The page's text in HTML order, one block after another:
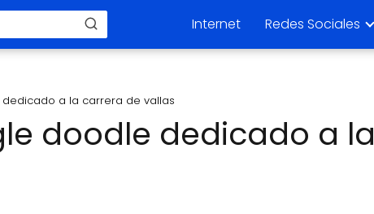
Internet Redes Sociales
a la carrera de vallas
doodle dedicado a la